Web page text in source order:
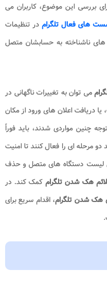
بررسی این موضوع، کاربران می
های فعال تلگرام در تنظیمات
های ناشناخته به حسابشان متصل
می توان به تغییرات ناگهانی در
دریافت اعلان های ورود از مکان
چنین مواردی شدند، باید فوراً
دو مرحله ای را فعال کنند تا امنیت
لیست دستگاه های متصل و حذف
هک شدن تلگرام کمک کند. در
هک شدن تلگرام، اقدام سریع برای